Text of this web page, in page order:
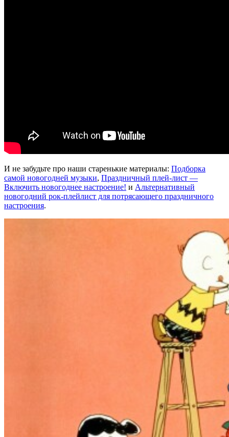
И не забудьте про наши старенькие материалы: Подборка
самой новогодней музыки, Праздничный плей-лист —
Включить новогоднее настроение! и Альтернативный
новогодний рок-плейлист для потрясающего праздничного
настроения.